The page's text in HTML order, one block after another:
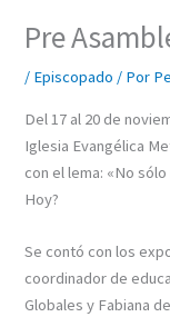
Pre
/ Episcopado / Por
Del 17 al 20 de
Iglesia Evangélica
con el lema: «No
Hoy?
Se contó con los
coordinador de
Globales y Fabiana